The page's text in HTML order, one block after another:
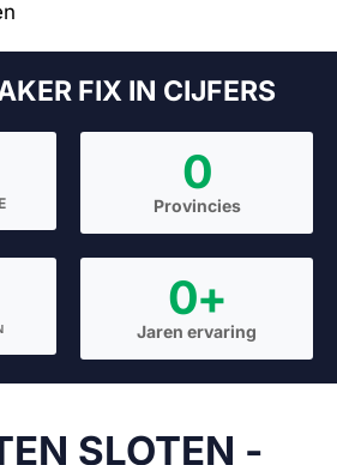
FIX IN CIJFERS
Provincies
0
Jaren ervaring
0+
SLOTEN -